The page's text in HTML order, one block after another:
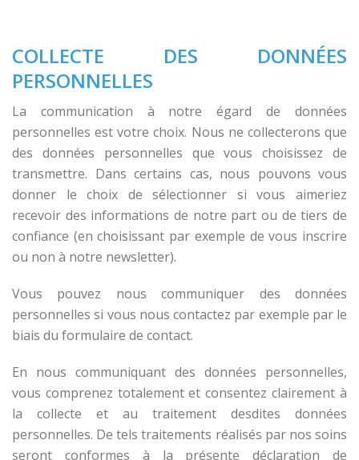
COLLECTE DES DONNÉES
PERSONNELLES
La communication à notre égard de données
personnelles est votre choix. Nous ne collecterons que
des données personnelles que vous choisissez de
transmettre. Dans certains cas, nous pouvons vous
donner le choix de sélectionner si vous aimeriez
recevoir des informations de notre part ou de tiers de
confiance (en choisissant par exemple de vous inscrire
ou non à notre newsletter).
Vous pouvez nous communiquer des données
personnelles si vous nous contactez par exemple par le
biais du formulaire de contact.
En nous communiquant des données personnelles,
vous comprenez totalement et consentez clairement à
la collecte et au traitement desdites données
personnelles. De tels traitements réalisés par nos soins
seront conformes à la présente déclaration de